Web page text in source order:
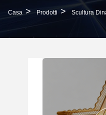
Casa > Prodotti > Scultura